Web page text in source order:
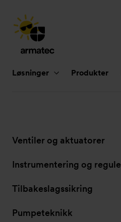
Løsninger Produkter
for
Ventiler og aktuatorer
Instrumentering og
Tilbakeslagssikring
Pumpeteknikk